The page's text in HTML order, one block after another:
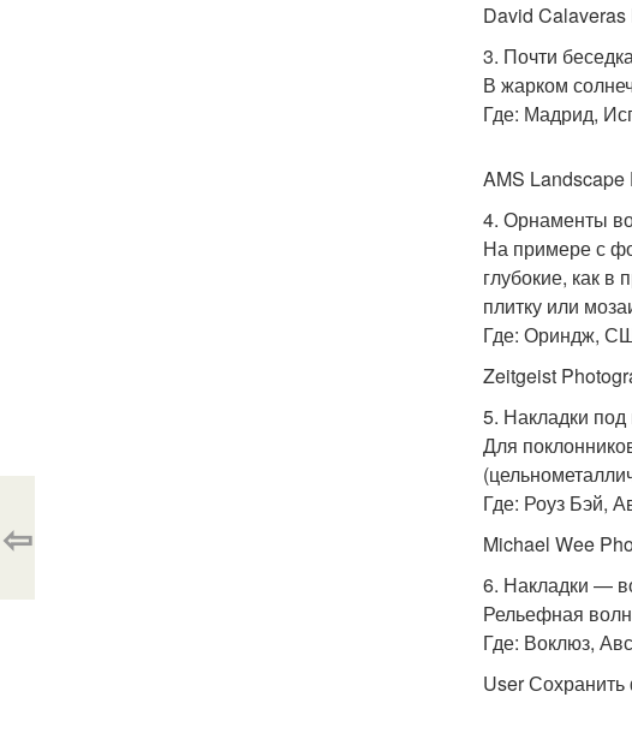
David
3. Почти
В жарком
Где: Мадрид,
AMS
4. Орнаменты
На примере с
глубокие, как
плитку или
Где: Ориндж,
Zeitgeist
5. Накладки под
Для
Где: Роуз Бэй,
Michael Wee
6. Накладки —
Рельефная
Где: Воклюз,
User
⇦